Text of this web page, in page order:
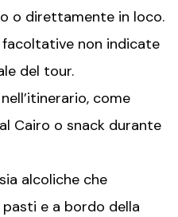
o direttamente in loco.
non indicate
del tour.
come
Cairo o snack durante
alcoliche che
e a bordo della